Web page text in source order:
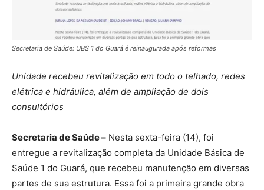
Secretaria de Saúde: UBS 1 do Guará é reinaugurada após reformas
Unidade recebeu revitalização em todo o telhado, redes
elétrica e hidráulica, além de ampliação de dois
consultórios
Secretaria de Saúde – Nesta sexta-feira (14), foi
entregue a revitalização completa da Unidade Básica de
Saúde 1 do Guará, que recebeu manutenção em diversas
partes de sua estrutura. Essa foi a primeira grande obra